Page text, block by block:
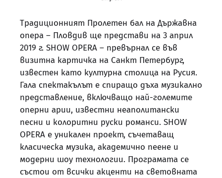
Традиционният Пролетен бал на Държавна
опера – Пловдив ще представи на 3 април
2019 г. SHOW OPERA – превърнал се във
визитна картичка на Санкт Петербург,
известен като културна столица на Русия.
Гала спектакълът е спиращо дъха музикално
представление, включващо най-големите
оперни арии, известни неаполитански
песни и колоритни руски романси. SHOW
OPERA е уникален проект, съчетаващ
класическа музика, академично пеене и
модерни шоу технологии. Програмата се
състои от всички акценти на световната